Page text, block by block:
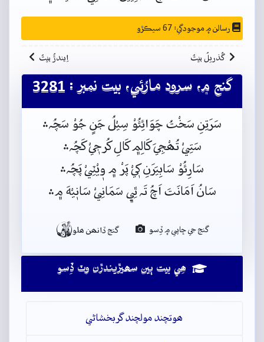
رسالن ۾ موجودگي: 67 سيڪڙو
گُذريلُ بيتُ اِيندڙُ بيتُ
گنج ۾، سرود مارُئي، بيت نمبر : 3281
سَرَتِنِ سَخْتُ چَوَائِئُوْ سِيْلُ جَنٍ جُوْ سَچُہ﮶
سَتِيْ تُھْجِيَ کَالِم﮼ کَالِ کُرجٖيْ کَچُہ﮶
سَارِئُوْ سَابِيَرَنِ کٖيْ پَرْ م﮼ وٖيْٽِيْ پَچُہ﮶
سَانُ اَمَانَتَ اَچُ تَہ ٿِي﮼ سَمَانِيْ سَانٖيْهَ م﮼﮶
گنج جي ڇاپي ۾ ڏِسو گنج ڏانھن ھلو
ھِي بيت ٻين سھيڙيندڙن وٽ ڏِسو
ھوتچند مولچند گربخشاڻي